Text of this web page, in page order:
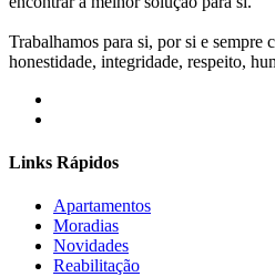
Trabalhamos para si, por si e sempre
honestidade, integridade, respeito,
Links Rápidos
Apartamentos
Moradias
Novidades
Reabilitação